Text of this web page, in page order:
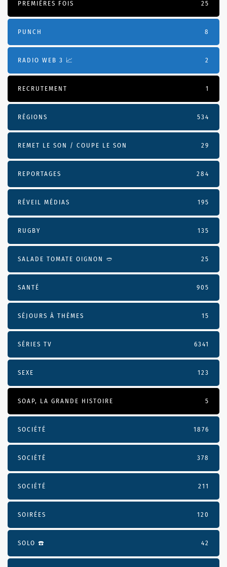
PREMIÈRES FOIS 25
PUNCH 8
RADIO WEB 3 📈 2
RECRUTEMENT 1
RÉGIONS 534
REMET LE SON / COUPE LE SON 29
REPORTAGES 284
RÉVEIL MÉDIAS 195
RUGBY 135
SALADE TOMATE OIGNON 🥙 25
SANTÉ 905
SÉJOURS À THÈMES 15
SÉRIES TV 6341
SEXE 123
SOAP, LA GRANDE HISTOIRE 5
SOCIÉTÉ 1876
SOCIÉTÉ 378
SOCIÉTÉ 211
SOIRÉES 120
SOLO ☎️ 42